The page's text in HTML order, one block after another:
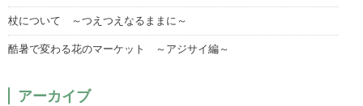
杖について ～つえつえなるままに～
酷暑で変わる花のマーケット ～アジサイ編～
アーカイブ